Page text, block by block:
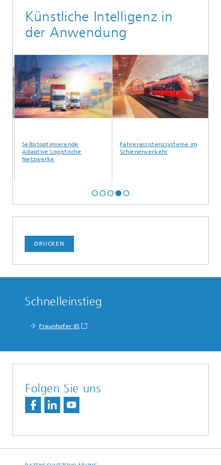
Künstliche Intelligenz in
der Anwendung
Selbstoptimierende
Adaptive Logistische
Netzwerke
Fahrerassistenzsysteme im
Schienenverkehr
DRUCKEN
Schnelleinstieg
Fraunhofer IIS
Folgen Sie uns